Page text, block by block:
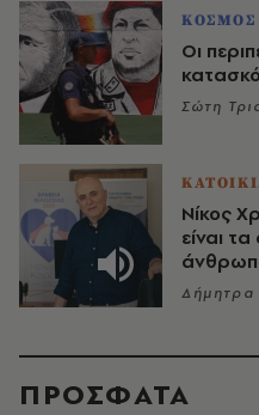
ΚΟΣΜΟΣ
Οι
Σώτη
Νίκος
είναι
Δήμητρα
ΠΡΟΣΦΑΤΑ